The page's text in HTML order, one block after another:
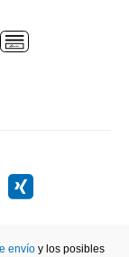
envío y los posibles